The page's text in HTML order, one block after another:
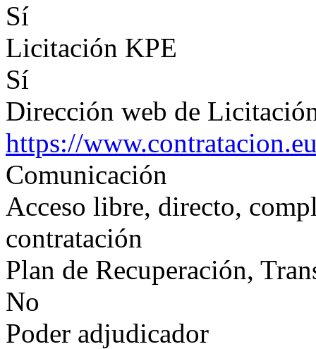
Sí
Licitación KPE
Sí
Dirección web de
https://
Comunicación
Acceso libre, directo,
contratación
Plan de Recuperación,
No
Poder adjudicador